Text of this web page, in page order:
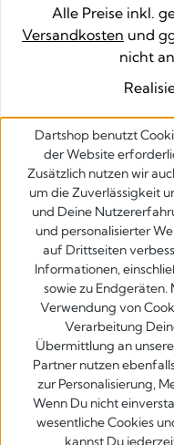
Alle Preise inkl.
Versandkosten und
nicht
Dartshop benutzt
der Website
Zusätzlich nutzen wir
um die Zuverlässigkeit
und Deine
und personalisierter
auf Drittseiten
Informationen,
sowie zu Endgeräten.
Verwendung von
Verarbeitung
Übermittlung an
Partner nutzen
zur Personalisierung,
Wenn Du nicht
wesentliche Cookies
kannst Du